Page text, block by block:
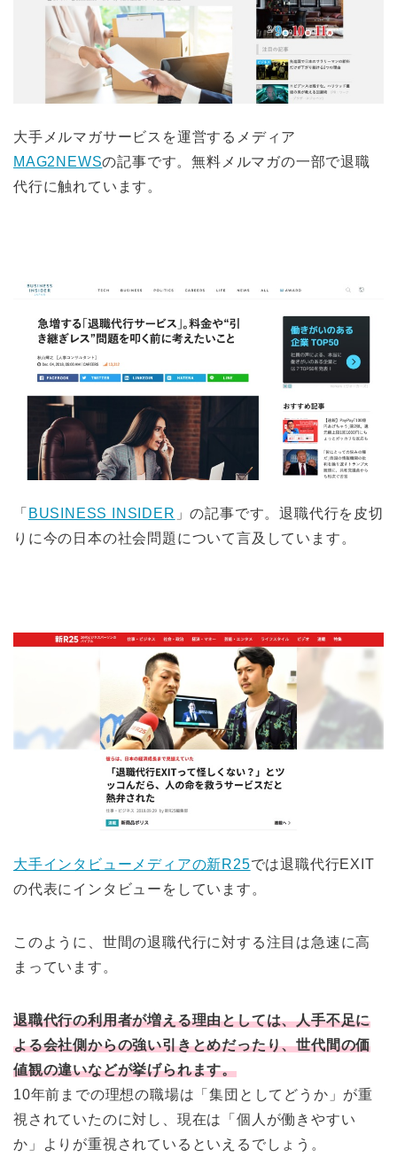
大手メルマガサービスを運営するメディア
MAG2NEWSの記事です。無料メルマガの一部で退職
代行に触れています。
「 BUSINESS INSIDER 」の記事です。退職代行を皮切
りに今の日本の社会問題について言及しています。
大手インタビューメディアの新R25では退職代行EXIT
の代表にインタビューをしています。
このように、世間の退職代行に対する注目は急速に高
まっています。
退職代行の利用者が増える理由としては、人手不足に
よる会社側からの強い引きとめだったり、世代間の価
値観の違いなどが挙げられます。
10年前までの理想の職場は「集団としてどうか」が重
視されていたのに対し、現在は「個人が働きやすい
か」よりが重視されているといえるでしょう。